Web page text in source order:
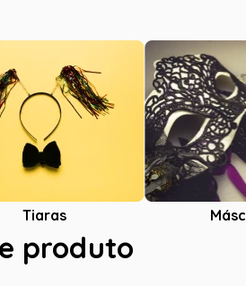
Tiaras
produto